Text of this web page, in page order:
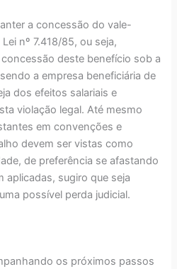
a concessão do vale-
nº 7.418/85, ou seja,
deste benefício sob a
a empresa beneficiária de
dos efeitos salariais e
violação legal. Até mesmo
em convenções e
devem ser vistas como
de preferência se afastando
aplicadas, sugiro que seja
possível perda judicial.
os próximos passos